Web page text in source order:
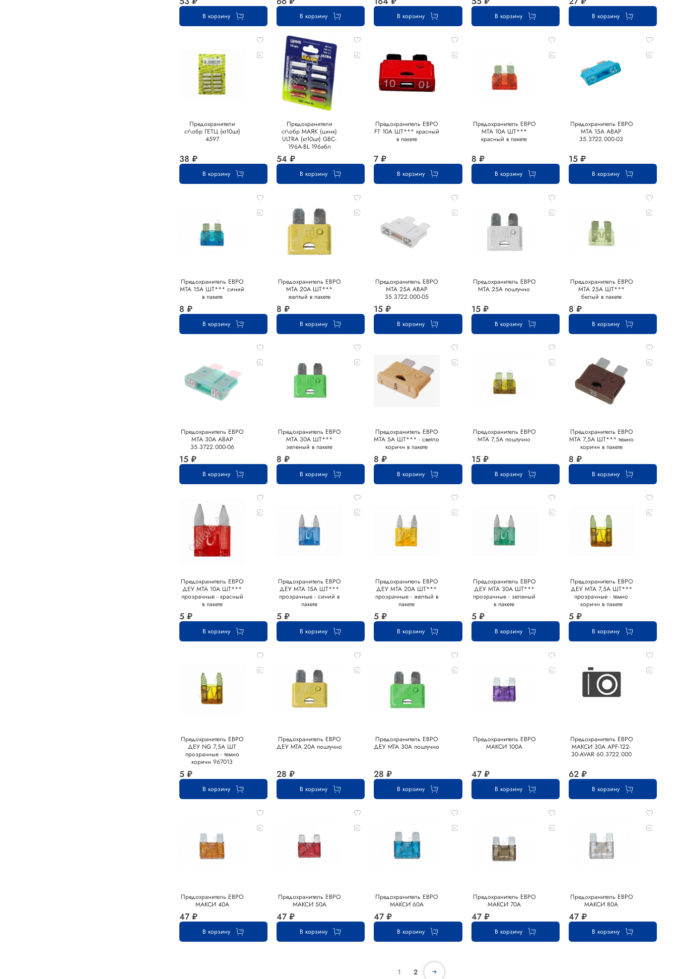
В корзину В корзину В корзину В корзину В корзину
Предохранители
ст\обр ГЕТЦ (кт10шт)
4597
38 ₽
В корзину
Предохранители
ст\обр МАЯК (цинк)
ULTRA (кт10шт) GBC-
196A-BL 196абл
54 ₽
В корзину
Предохранитель ЕВРО
FT 10А ШТ*** красный
в пакете
7 ₽
В корзину
Предохранитель ЕВРО
MTA 10А ШТ***
красный в пакете
8 ₽
В корзину
Предохранитель ЕВРО
MTA 15А АВАР
35.3722.000-03
15 ₽
В корзину
Предохранитель ЕВРО
MTA 15А ШТ*** синий
в пакете
8 ₽
В корзину
Предохранитель ЕВРО
MTA 20А ШТ***
желтый в пакете
8 ₽
В корзину
Предохранитель ЕВРО
MTA 25А АВАР
35.3722.000-05
15 ₽
В корзину
Предохранитель ЕВРО
MTA 25А поштучно
15 ₽
В корзину
Предохранитель ЕВРО
MTA 25А ШТ***
белый в пакете
8 ₽
В корзину
Предохранитель ЕВРО
MTA 30А АВАР
35.3722.000-06
15 ₽
В корзину
Предохранитель ЕВРО
MTA 30А ШТ***
зеленый в пакете
8 ₽
В корзину
Предохранитель ЕВРО
MTA 5А ШТ*** - светло
коричн в пакете
8 ₽
В корзину
Предохранитель ЕВРО
MTA 7,5А поштучно
15 ₽
В корзину
Предохранитель ЕВРО
MTA 7,5А ШТ*** темно
коричн в пакете
8 ₽
В корзину
Предохранитель ЕВРО
ДЕУ MTA 10А ШТ***
прозрачные - красный
в пакете
5 ₽
В корзину
Предохранитель ЕВРО
ДЕУ MTA 15А ШТ***
прозрачные - синий в
пакете
5 ₽
В корзину
Предохранитель ЕВРО
ДЕУ MTA 20А ШТ***
прозрачные - желтый в
пакете
5 ₽
В корзину
Предохранитель ЕВРО
ДЕУ MTA 30А ШТ***
прозрачные - зеленый
в пакете
5 ₽
В корзину
Предохранитель ЕВРО
ДЕУ MTA 7,5А ШТ***
прозрачные - темно
коричн в пакете
5 ₽
В корзину
Предохранитель ЕВРО
ДЕУ NG 7,5А ШТ
прозрачные - темно
коричн 967013
5 ₽
В корзину
Предохранитель ЕВРО
ДЕУ МТА 20А поштучно
28 ₽
В корзину
Предохранитель ЕВРО
ДЕУ МТА 30А поштучно
28 ₽
В корзину
Предохранитель ЕВРО
МАКСИ 100А
47 ₽
В корзину
Предохранитель ЕВРО
МАКСИ 30А APF-122-
30-AVAR 60.3722.000
62 ₽
В корзину
Предохранитель ЕВРО
МАКСИ 40А
47 ₽
В корзину
Предохранитель ЕВРО
МАКСИ 50А
47 ₽
В корзину
Предохранитель ЕВРО
МАКСИ 60А
47 ₽
В корзину
Предохранитель ЕВРО
МАКСИ 70А
47 ₽
В корзину
Предохранитель ЕВРО
МАКСИ 80А
47 ₽
В корзину
1 2